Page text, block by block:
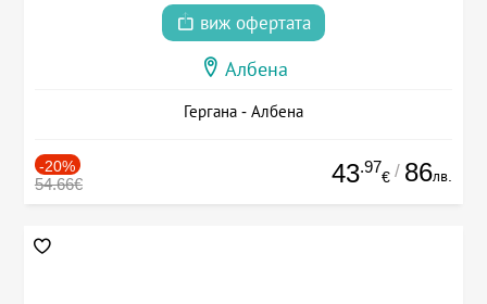
виж офертата
Албена
Гергана - Албена
-20%
54.66€ 43.97
€ / 86лв.